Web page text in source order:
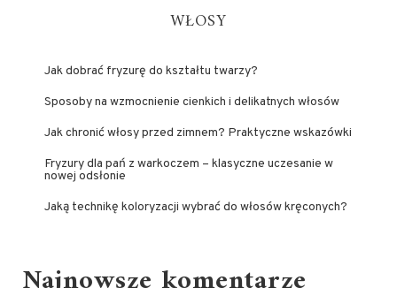
WŁOSY
Jak dobrać fryzurę do kształtu twarzy?
Sposoby na wzmocnienie cienkich i delikatnych włosów
Jak chronić włosy przed zimnem? Praktyczne wskazówki
Fryzury dla pań z warkoczem – klasyczne uczesanie w
nowej odsłonie
Jaką technikę koloryzacji wybrać do włosów kręconych?